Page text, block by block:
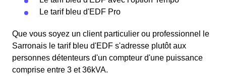
Le tarif bleu d'EDF Pro
Que vous soyez un client particulier ou professionnel le
Sarronais le tarif bleu d'EDF s'adresse plutôt aux
personnes détenteurs d'un compteur d'une puissance
comprise entre 3 et 36kVA.